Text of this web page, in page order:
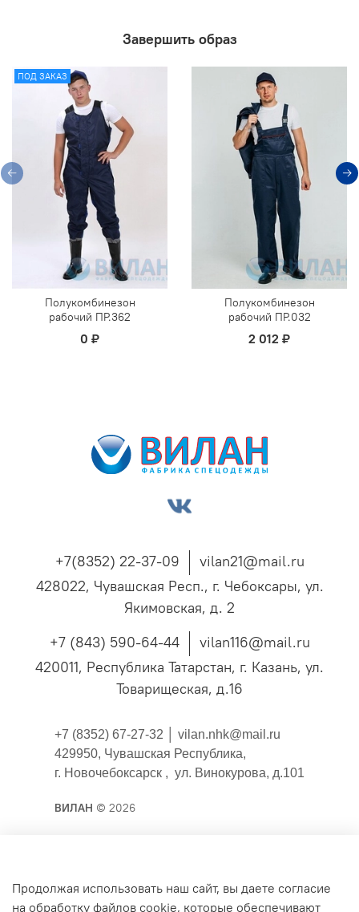
Завершить образ
ПОД ЗАКАЗ
Полукомбинезон
рабочий ПР.362
0 ₽
Полукомбинезон
рабочий ПР.032
2 012 ₽
+7(8352) 22-37-09
vilan21@mail.ru
428022, Чувашская Респ., г. Чебоксары, ул.
Якимовская, д. 2
+7 (843) 590-64-44
vilan116@mail.ru
420011, Республика Татарстан, г. Казань, ул.
Товарищеская, д.16
+7 (8352) 67-27-32 │ vilan.nhk@mail.ru
429950, Чувашская Республика,
г. Новочебоксарск , ул. Винокурова, д.101
ВИЛАН © 2026
Публичная оферта
Продолжая использовать наш сайт, вы даете согласие
на обработку файлов cookie, которые обеспечивают